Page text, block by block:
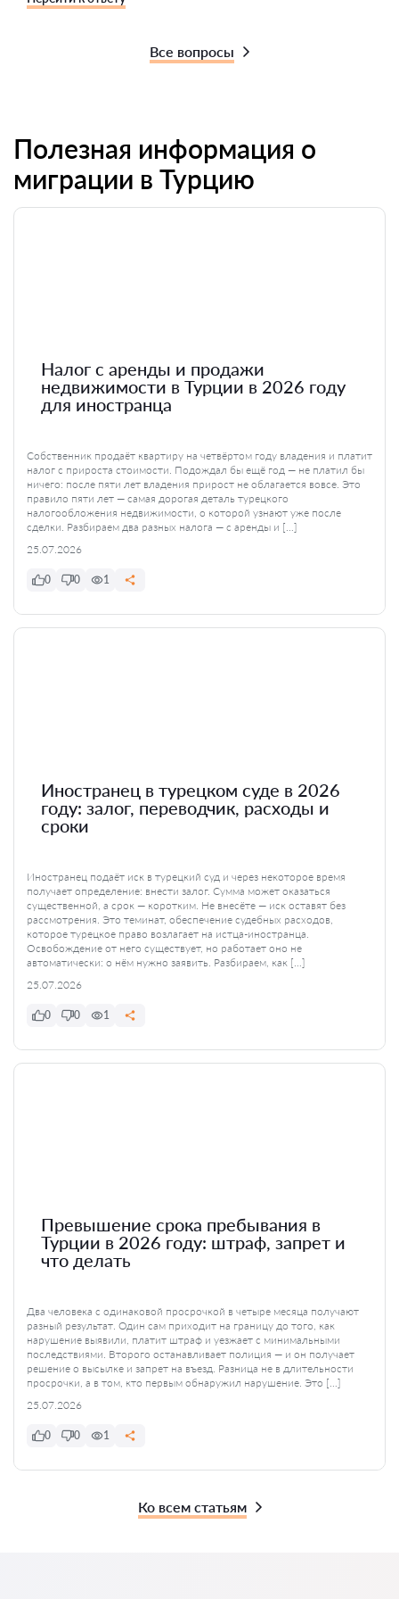
Все вопросы
Полезная информация о
миграции в Турцию
Налог с аренды и продажи
недвижимости в Турции в 2026 году
для иностранца
Собственник продаёт квартиру на четвёртом году владения и платит
налог с прироста стоимости. Подождал бы ещё год — не платил бы
ничего: после пяти лет владения прирост не облагается вовсе. Это
правило пяти лет — самая дорогая деталь турецкого
налогообложения недвижимости, о которой узнают уже после
сделки. Разбираем два разных налога — с аренды и […]
25.07.2026
0 0 1
Иностранец в турецком суде в 2026
году: залог, переводчик, расходы и
сроки
Иностранец подаёт иск в турецкий суд и через некоторое время
получает определение: внести залог. Сумма может оказаться
существенной, а срок — коротким. Не внесёте — иск оставят без
рассмотрения. Это теминат, обеспечение судебных расходов,
которое турецкое право возлагает на истца-иностранца.
Освобождение от него существует, но работает оно не
автоматически: о нём нужно заявить. Разбираем, как […]
25.07.2026
0 0 1
Превышение срока пребывания в
Турции в 2026 году: штраф, запрет и
что делать
Два человека с одинаковой просрочкой в четыре месяца получают
разный результат. Один сам приходит на границу до того, как
нарушение выявили, платит штраф и уезжает с минимальными
последствиями. Второго останавливает полиция — и он получает
решение о высылке и запрет на въезд. Разница не в длительности
просрочки, а в том, кто первым обнаружил нарушение. Это […]
25.07.2026
0 0 1
Ко всем статьям